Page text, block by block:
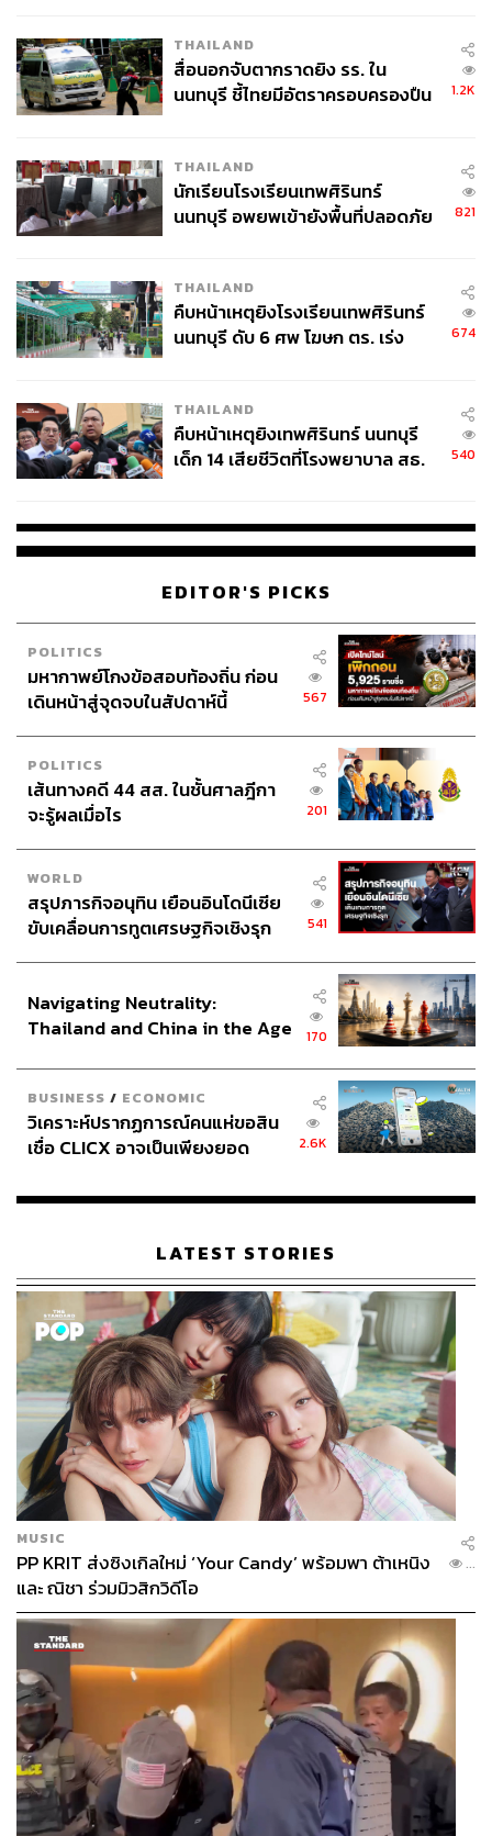
TAGS: กีฬาเทเบิลเทนนิส
Olympic Games Paris 2024
Paris 2024
Olympic Games 2024
โอลิมปิกเกมส์ ปารีส 2024
743
ABOUT THE AUTHOR
อนุชิต ไกรวิจิตร
THAILAND
สื่อนอกจับตากราดยิง รร. ใน
นนทบุรี ชี้ไทยมีอัตราครอบครองปืน
1.2K
THAILAND
นักเรียนโรงเรียนเทพศิรินทร์
นนทบุรี อพยพเข้ายังพื้นที่ปลอดภัย
821
THAILAND
คืบหน้าเหตุยิงโรงเรียนเทพศิรินทร์
นนทบุรี ดับ 6 ศพ โฆษก ตร. เร่ง
674
THAILAND
คืบหน้าเหตุยิงเทพศิรินทร์ นนทบุรี
เด็ก 14 เสียชีวิตที่โรงพยาบาล สธ.
540
EDITOR'S PICKS
POLITICS
มหากาพย์โกงข้อสอบท้องถิ่น ก่อน
เดินหน้าสู่จุดจบในสัปดาห์นี้
567
POLITICS
เส้นทางคดี 44 สส. ในชั้นศาลฎีกา
จะรู้ผลเมื่อไร
201
WORLD
สรุปภารกิจอนุทิน เยือนอินโดนีเซีย
ขับเคลื่อนการทูตเศรษฐกิจเชิงรุก
541
Navigating Neutrality:
Thailand and China in the Age
170
BUSINESS / ECONOMIC
วิเคราะห์ปรากฏการณ์คนแห่ขอสิน
เชื่อ CLICX อาจเป็นเพียงยอด
เรือนไทยที่ถูกซุกไว้
2.6K
LATEST STORIES
MUSIC
PP KRIT ส่งซิงเกิลใหม่ ‘Your Candy’ พร้อมพา ต้าเหนิง
และ ณิชา ร่วมมิวสิกวิดีโอ
...